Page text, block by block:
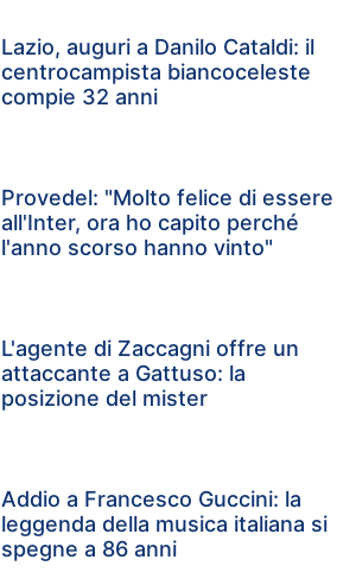
Lazio, auguri a Danilo Cataldi: il
centrocampista biancoceleste
compie 32 anni
Provedel: "Molto felice di essere
all'Inter, ora ho capito perché
l'anno scorso hanno vinto"
L'agente di Zaccagni offre un
attaccante a Gattuso: la
posizione del mister
Addio a Francesco Guccini: la
leggenda della musica italiana si
spegne a 86 anni